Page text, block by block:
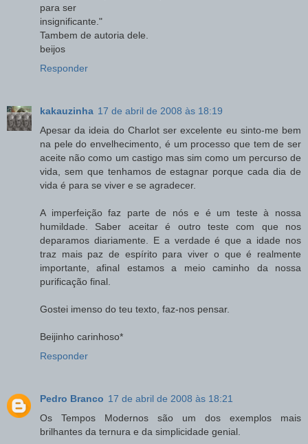
para ser
insignificante."
Tambem de autoria dele.
beijos
Responder
kakauzinha 17 de abril de 2008 às 18:19
Apesar da ideia do Charlot ser excelente eu sinto-me bem
na pele do envelhecimento, é um processo que tem de ser
aceite não como um castigo mas sim como um percurso de
vida, sem que tenhamos de estagnar porque cada dia de
vida é para se viver e se agradecer.
A imperfeição faz parte de nós e é um teste à nossa
humildade. Saber aceitar é outro teste com que nos
deparamos diariamente. E a verdade é que a idade nos
traz mais paz de espírito para viver o que é realmente
importante, afinal estamos a meio caminho da nossa
purificação final.
Gostei imenso do teu texto, faz-nos pensar.
Beijinho carinhoso*
Responder
Pedro Branco 17 de abril de 2008 às 18:21
Os Tempos Modernos são um dos exemplos mais
brilhantes da ternura e da simplicidade genial.